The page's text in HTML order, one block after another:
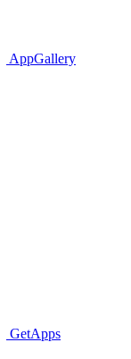
AppGallery
GetApps